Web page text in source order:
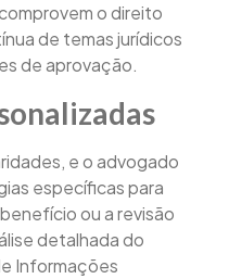
o direito
de temas jurídicos
de aprovação.
e o advogado
específicas para
ou a revisão
detalhada do
Informações